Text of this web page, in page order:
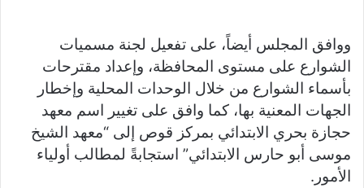
ووافق المجلس أيضاً، على تفعيل لجنة مسميات
الشوارع على مستوى المحافظة، وإعداد مقترحات
بأسماء الشوارع من خلال الوحدات المحلية وإخطار
الجهات المعنية بها، كما وافق على تغيير اسم معهد
حجازة بحري الابتدائي بمركز قوص إلى “معهد الشيخ
موسى أبو حارس الابتدائي” استجابةً لمطالب أولياء
الأمور.